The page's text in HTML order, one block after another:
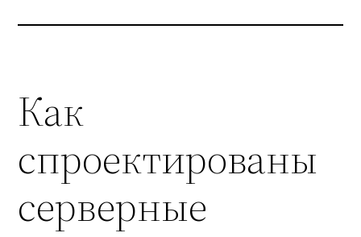
Как
спроектированы
серверные